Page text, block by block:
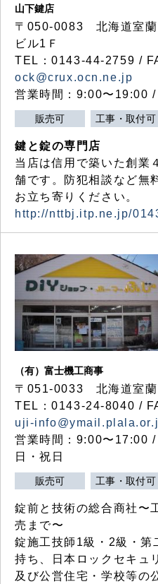
山下鍵店
〒050-0083 北海道室
ビル1Ｆ
TEL：0143-44-2759 /
ock@crux.ocn.ne.jp
営業時間：9:00〜19:00 /
販売可 工事・取付可
鍵と錠の専門店
当店は信用で築いた創業
舗です。防犯相談など無
お立ち寄りください。
http://nttbj.itp.ne.jp/
（有）富士機工商事
〒051-0033 北海道室蘭
TEL：0143-24-8040 /
uji-
営業時間：9:00〜17:00 /
日・祝日
販売可 工事・取付可
錠前と技術の総合商社〜
売まで〜
錠施工技師1級・2級・第
持ち、日本ロックセキュ
及び公営住宅・学校等の